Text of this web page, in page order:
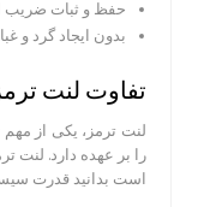
حفظ و ثبات ضریب
بدون ایجاد گرد و
تفاوت لنت
لنت ترمز، یکی از
را بر عهده دارد. لنت
است بدانید قدرت سیستم لنت ترمز